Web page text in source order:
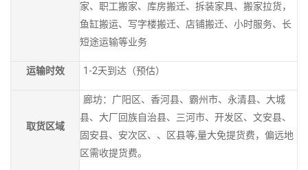
家、职工搬家、库房搬迁、拆装家具、搬家拉货，
鱼缸搬运、写字楼搬迁、店铺搬迁、小时服务、长
短途运输等业务
运输时效 1-2天到达（预估）
取货区域
廊坊：广阳区、香河县、霸州市、永清县、大城
县、大厂回族自治县、三河市、开发区、文安县、
固安县、安次区、、区县等,量大免提货费，偏远地
区需收提货费。